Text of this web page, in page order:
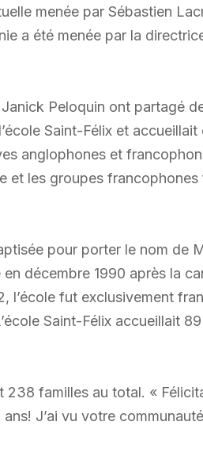
menée par Sébastien
a été menée par la
Peloquin ont partagé
Saint-Félix et
anglophones et
et les groupes francophones
pour porter le nom de
décembre 1990 après la
l’école fut exclusivement
Saint-Félix accueillait
238 familles au total. «
J’ai vu votre